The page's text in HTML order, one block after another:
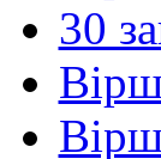
30